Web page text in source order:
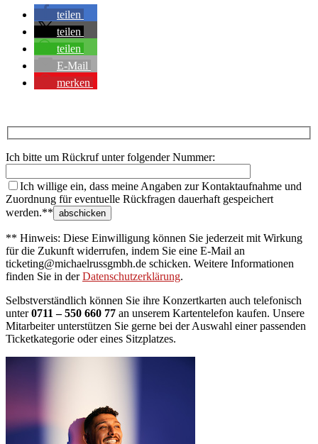
teilen
teilen
teilen
E-Mail
merken
Ich bitte um Rückruf unter folgender Nummer:
Ich willige ein, dass meine Angaben zur Kontaktaufnahme und
Zuordnung für eventuelle Rückfragen dauerhaft gespeichert
werden.**
** Hinweis: Diese Einwilligung können Sie jederzeit mit Wirkung
für die Zukunft widerrufen, indem Sie eine E-Mail an
ticketing@michaelrussgmbh.de schicken. Weitere Informationen
finden Sie in derDatenschutzerklärung.
Selbstverständlich können Sie ihre Konzertkarten auch telefonisch
unter0711 – 550 660 77 an unserem Kartentelefon kaufen. Unsere
Mitarbeiter unterstützen Sie gerne bei der Auswahl einer passenden
Ticketkategorie oder eines Sitzplatzes.